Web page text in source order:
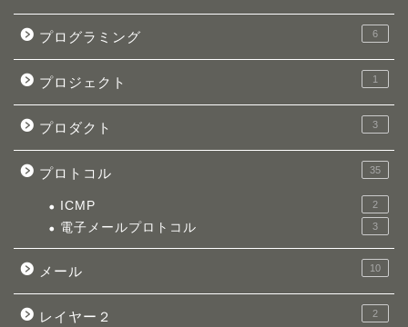
プログラミング 6
プロジェクト 1
プロダクト 3
プロトコル 35
ICMP 2
電子メールプロトコル 3
メール 10
レイヤー２ 2